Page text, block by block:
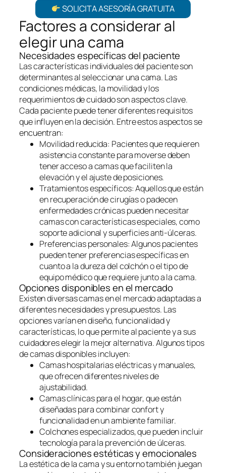
SOLICITA ASESORÍA GRATUITA
Factores a considerar al
elegir una cama
Necesidades específicas del paciente
Las características individuales del paciente son
determinantes al seleccionar una cama. Las
condiciones médicas, la movilidad y los
requerimientos de cuidado son aspectos clave.
Cada paciente puede tener diferentes requisitos
que influyen en la decisión. Entre estos aspectos se
encuentran:
Movilidad reducida: Pacientes que requieren
asistencia constante para moverse deben
tener acceso a camas que faciliten la
elevación y el ajuste de posiciones.
Tratamientos específicos: Aquellos que están
en recuperación de cirugías o padecen
enfermedades crónicas pueden necesitar
camas con características especiales, como
soporte adicional y superficies anti-úlceras.
Preferencias personales: Algunos pacientes
pueden tener preferencias específicas en
cuanto a la dureza del colchón o el tipo de
equipo médico que requiere junto a la cama.
Opciones disponibles en el mercado
Existen diversas camas en el mercado adaptadas a
diferentes necesidades y presupuestos. Las
opciones varían en diseño, funcionalidad y
características, lo que permite al paciente y a sus
cuidadores elegir la mejor alternativa. Algunos tipos
de camas disponibles incluyen:
Camas hospitalarias eléctricas y manuales,
que ofrecen diferentes niveles de
ajustabilidad.
Camas clínicas para el hogar, que están
diseñadas para combinar confort y
funcionalidad en un ambiente familiar.
Colchones especializados, que pueden incluir
tecnología para la prevención de úlceras.
Consideraciones estéticas y emocionales
La estética de la cama y su entorno también juegan